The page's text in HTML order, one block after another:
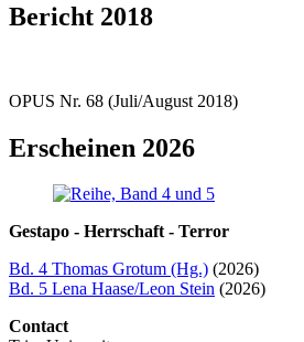
Bericht 2018
OPUS Nr. 68 (Juli/August 2018)
Erscheinen 2026
Gestapo - Herrschaft - Terror
Bd. 4 Thomas Grotum (Hg.) (2026)
Bd. 5 Lena Haase/Leon Stein (2026)
Contact